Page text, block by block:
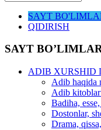
SAYT
QIDIRISH
SAYT
ADIB XURSHID
Adib haqida
Adib
Badiha,
Dostonlar,
Drama,